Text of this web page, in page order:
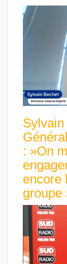
: »On
encore
groupe